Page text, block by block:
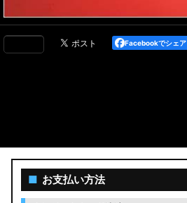
Facebookでシェア
■ お支払い方法